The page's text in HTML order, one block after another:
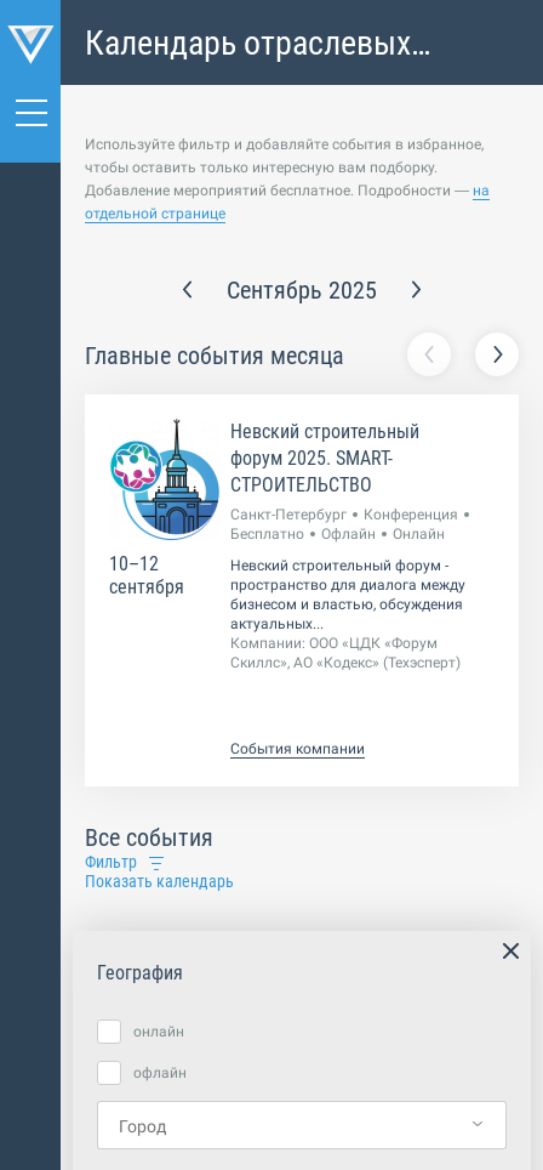
Календарь отраслевых
событий
Используйте фильтр и добавляйте события в избранное,
чтобы оставить только интересную вам подборку.
Добавление мероприятий бесплатное. Подробности — на
отдельной странице
Сентябрь 2025
Главные события месяца
10–12
сентября
Невский строительный
форум 2025. SMART-
СТРОИТЕЛЬСТВО
Санкт-Петербург
Конференция
Бесплатно
Офлайн
Онлайн
Невский строительный форум -
пространство для диалога между
бизнесом и властью, обсуждения
актуальных...
Компании: ООО «ЦДК «Форум
Скиллс», АО «Кодекс» (Техэсперт)
События компании
Все события
Фильтр
Показать календарь
География
онлайн
офлайн